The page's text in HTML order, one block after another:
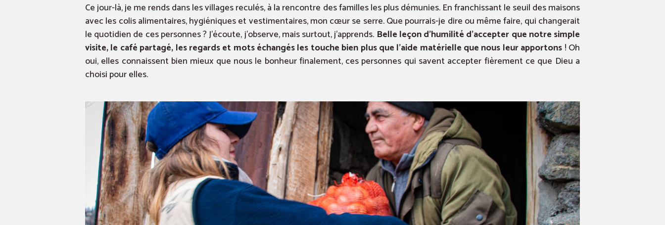
Ce jour-là, je me rends dans les villages reculés, à la rencontre des familles les plus démunies. En franchissant le seuil des maisons
avec les colis alimentaires, hygiéniques et vestimentaires, mon cœur se serre. Que pourrais-je dire ou même faire, qui changerait
le quotidien de ces personnes ? J’écoute, j’observe, mais surtout, j’apprends. Belle leçon d’humilité d’accepter que notre simple
visite, le café partagé, les regards et mots échangés les touche bien plus que l’aide matérielle que nous leur apportons ! Oh
oui, elles connaissent bien mieux que nous le bonheur finalement, ces personnes qui savent accepter fièrement ce que Dieu a
choisi pour elles.